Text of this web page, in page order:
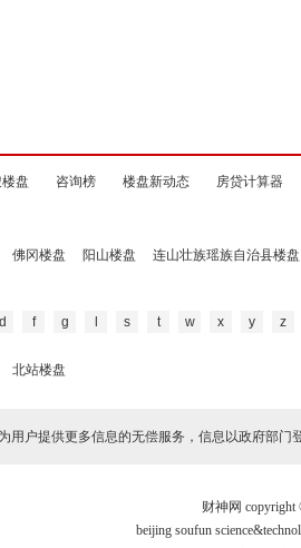
盘 咨询榜 楼盘新动态 房贷计算器
佛冈楼盘 阳山楼盘 连山壮族瑶族自治县楼盘
d f g s t w x y z
北站楼盘
用户提供更多信息的无偿服务，信息以政府部门
财神网
beijing soufun